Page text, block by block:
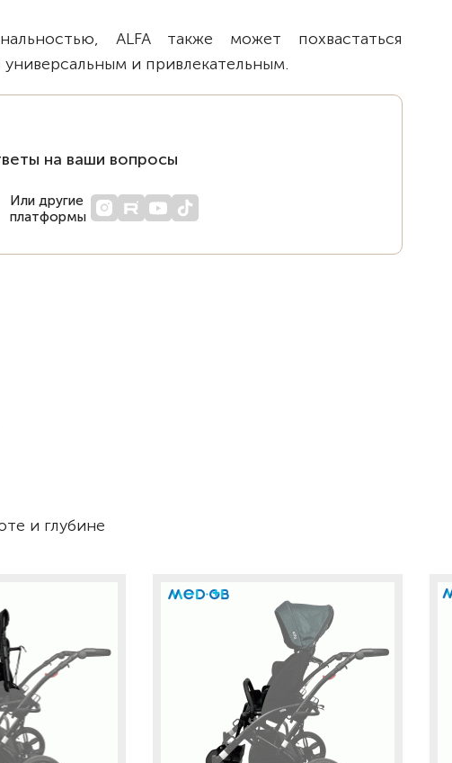
ALFA также может похвастаться
и привлекательным.
на ваши вопросы
Или другие
платформы
и глубине